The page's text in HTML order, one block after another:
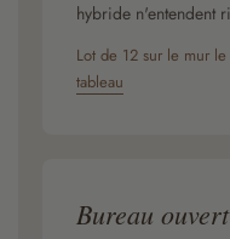
hybride n'entendent
Lot de 12 sur le mur
tableau
Bureau ouvert